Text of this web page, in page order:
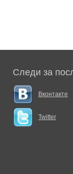
Следи за
Вконтакте
Twitter